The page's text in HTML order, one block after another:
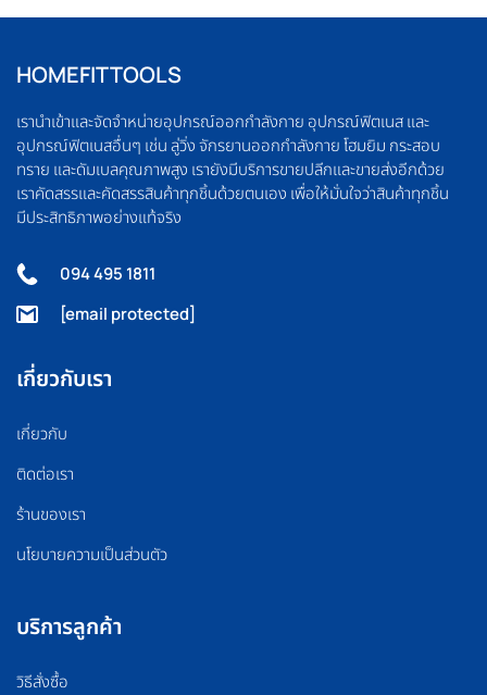
HOMEFITTOOLS
เรานำเข้าและจัดจำหน่ายอุปกรณ์ออกกำลังกาย อุปกรณ์ฟิตเนส และ
อุปกรณ์ฟิตเนสอื่นๆ เช่น ลู่วิ่ง จักรยานออกกำลังกาย โฮมยิม กระสอบ
ทราย และดัมเบลคุณภาพสูง เรายังมีบริการขายปลีกและขายส่งอีกด้วย
เราคัดสรรและคัดสรรสินค้าทุกชิ้นด้วยตนเอง เพื่อให้มั่นใจว่าสินค้าทุกชิ้น
มีประสิทธิภาพอย่างแท้จริง
094 495 1811
[email protected]
เกี่ยวกับเรา
เกี่ยวกับ
ติดต่อเรา
ร้านของเรา
นโยบายความเป็นส่วนตัว
บริการลูกค้า
วิธีสั่งซื้อ